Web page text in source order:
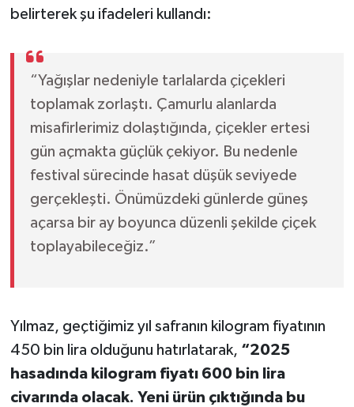
belirterek şu ifadeleri kullandı:
“Yağışlar nedeniyle tarlalarda çiçekleri
toplamak zorlaştı. Çamurlu alanlarda
misafirlerimiz dolaştığında, çiçekler ertesi
gün açmakta güçlük çekiyor. Bu nedenle
festival sürecinde hasat düşük seviyede
gerçekleşti. Önümüzdeki günlerde güneş
açarsa bir ay boyunca düzenli şekilde çiçek
toplayabileceğiz.”
Yılmaz, geçtiğimiz yıl safranın kilogram fiyatının
450 bin lira olduğunu hatırlatarak, “2025
hasadında kilogram fiyatı 600 bin lira
civarında olacak. Yeni ürün çıktığında bu